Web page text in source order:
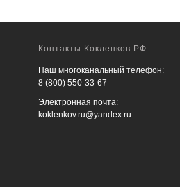
Контакты Кокленков.РФ
Наш многоканальный телефон:
8 (800) 550-33-67
Электронная почта:
koklenkov.ru@yandex.ru